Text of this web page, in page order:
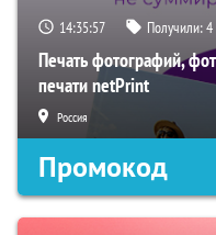
14:35:56 Получили:4
Печать фотографий,
печати netPrint
Россия
Промокод